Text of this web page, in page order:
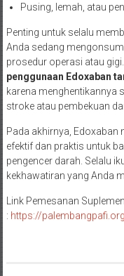
Pusing, lemah, atau
Penting untuk selalu
Anda sedang
prosedur operasi atau gigi.
penggunaan Edoxaban
karena menghentikannya
stroke atau pembekuan
Pada akhirnya, Edoxaban
efektif dan praktis untuk
pengencer darah. Selalu
kekhawatiran yang Anda
Link Pemesanan
: https://